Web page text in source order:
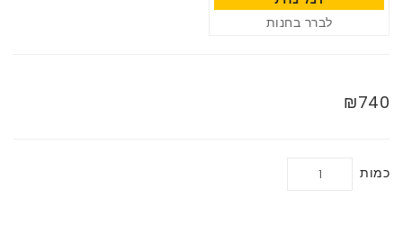
לברר בחנות
₪740
כמות